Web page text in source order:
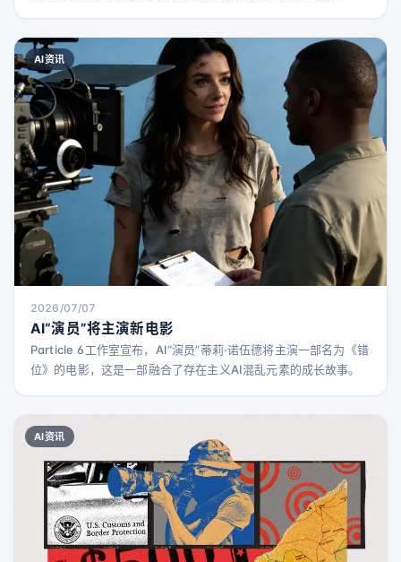
AI资讯
2026/07/07
AI“演员”将主演新电影
Particle 6工作室宣布，AI“演员”蒂莉·诺伍德将主演一部名为《错
位》的电影，这是一部融合了存在主义AI混乱元素的成长故事。
AI资讯